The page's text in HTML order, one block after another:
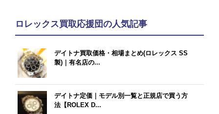
ロレックス買取応援団の人気記事
デイトナ買取価格・相場まとめ(ロレックス SS
製)｜有名店の...
デイトナ定価｜モデル別一覧と正規店で買う方
法【ROLEX D...